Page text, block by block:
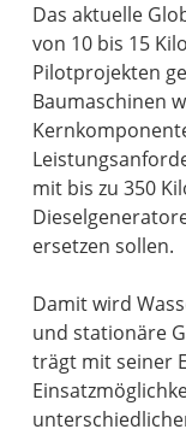
Das aktuelle
von 10 bis 15
Pilotprojekten
Baumaschinen
mit bis zu 350
ersetzen sollen.
Damit wird
und stationäre
trägt mit seiner